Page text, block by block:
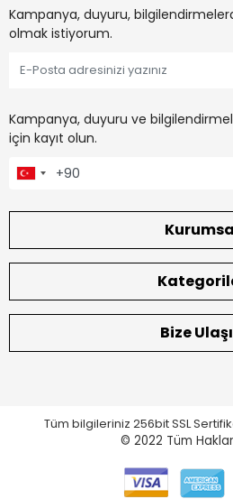
Kampanya, duyuru,
olmak istiyorum.
Kampanya, duyuru ve
için kayıt olun.
Bize
Tüm bilgileriniz 256bit SSL
© 2022 Tüm